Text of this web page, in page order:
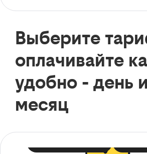
Выберите
оплачивайте
удобно - день
месяц